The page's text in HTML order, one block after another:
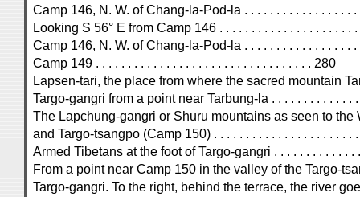
Camp 146, N. W. of Chang-la-Pod-la . . . . . . . . . . . . . . . . . .
Looking S 56° E from Camp 146 . . . . . . . . . . . . . . . . . . . . . .
Camp 146, N. W. of Chang-la-Pod-la . . . . . . . . . . . . . . . . . .
Camp 149 . . . . . . . . . . . . . . . . . . . . . . . . . . . . . . . . . . 280
Lapsen-tari, the place from where the sacred mountain
Targo-gangri from a point near Tarbung-la . . . . . . . . . . . . . .
The Lapchung-gangri or Shuru mountains as seen to the
and Targo-tsangpo (Camp 150) . . . . . . . . . . . . . . . . . . . . . .
Armed Tibetans at the foot of Targo-gangri . . . . . . . . . . . . .
From a point near Camp 150 in the valley of the Targo-
Targo-gangri. To the right, behind the terrace, the river